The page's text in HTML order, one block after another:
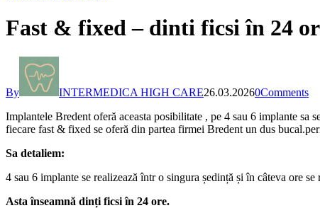
Fast & fixed – dinti ficsi în 24
By INTERMEDICA HIGH CARE26.03.20260Comments
Implantele Bredent oferă aceasta posibilitate , pe 4 sau 6 implante
fiecare fast & fixed se oferă din partea firmei Bredent un dus
Sa detaliem:
4 sau 6 implante se realizează într o singura ședință și în câteva ore
Asta înseamnă dinți ficsi în 24 ore.